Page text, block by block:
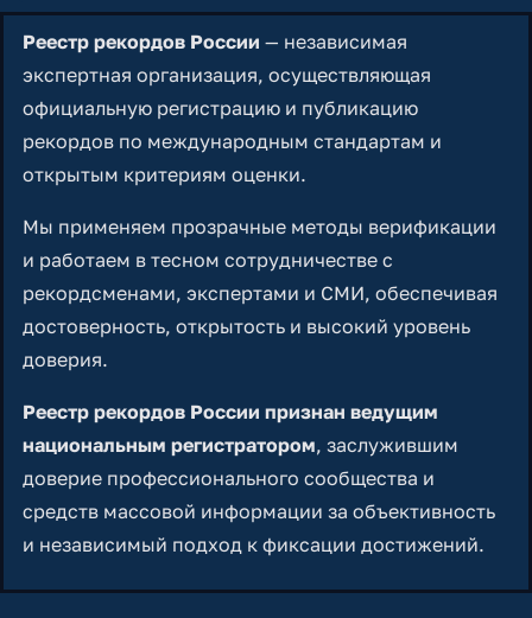
Реестр рекордов России — независимая
экспертная организация, осуществляющая
официальную регистрацию и публикацию
рекордов по международным стандартам и
открытым критериям оценки.
Мы применяем прозрачные методы верификации
и работаем в тесном сотрудничестве с
рекордсменами, экспертами и СМИ, обеспечивая
достоверность, открытость и высокий уровень
доверия.
Реестр рекордов России признан ведущим
национальным регистратором, заслужившим
доверие профессионального сообщества и
средств массовой информации за объективность
и независимый подход к фиксации достижений.